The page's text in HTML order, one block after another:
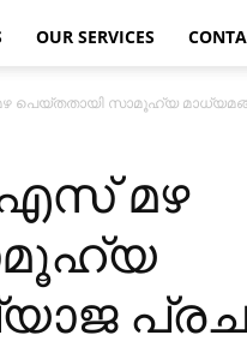
OUR SERVICES
സാമൂഹ്യ
മഴ